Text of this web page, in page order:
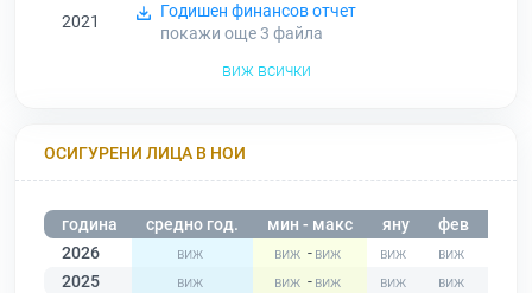
2021
Годишен финансов отчет
покажи още 3 файла
виж всички
ОСИГУРЕНИ ЛИЦА В НОИ
година средно год. мин - макс яну фев
2026
-
2025
-